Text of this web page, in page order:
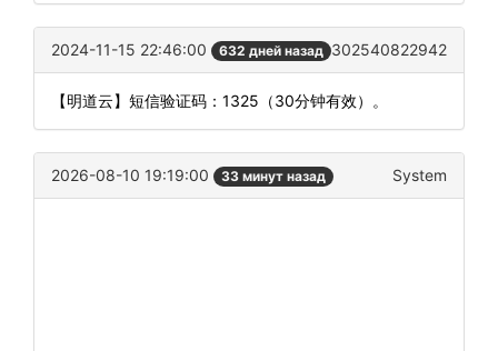
2024-11-15 22:46:00 632 дней назад 302540822942
【明道云】短信验证码：1325（30分钟有效）。
2026-08-10 19:19:00 33 минут назад System